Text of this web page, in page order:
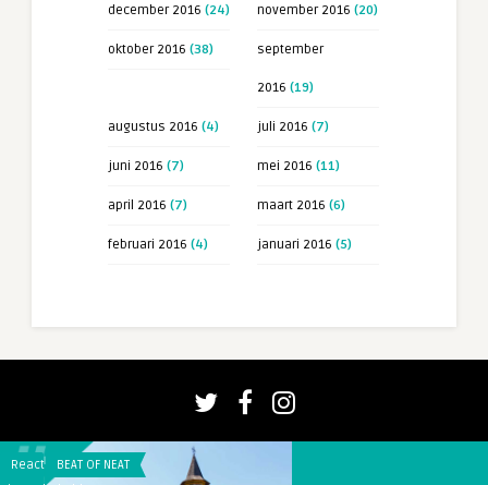
december 2016 (24) november 2016 (20)
oktober 2016 (38) september
2016 (19)
augustus 2016 (4) juli 2016 (7)
juni 2016 (7) mei 2016 (11)
april 2016 (7) maart 2016 (6)
februari 2016 (4) januari 2016 (5)
ReactiesBEAT OF NEAT